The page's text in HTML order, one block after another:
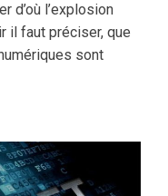
d’où l’explosion
il faut préciser, que
sont